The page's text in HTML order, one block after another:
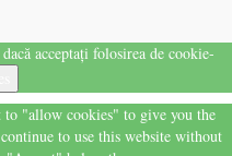
acceptați folosirea de cookie-
to "allow cookies" to give you the
to use this website without